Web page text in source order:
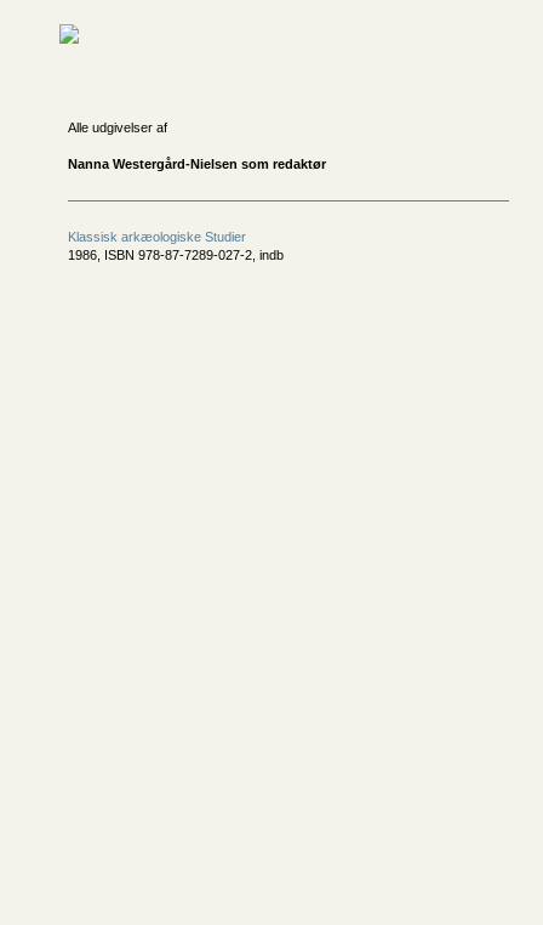
Alle udgivelser af
Nanna Westergård-Nielsen som redaktør
Klassisk arkæologiske Studier
1986, ISBN 978-87-7289-027-2, indb